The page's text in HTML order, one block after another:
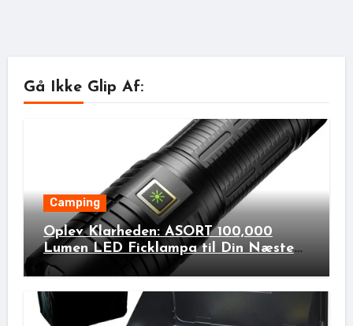
Gå Ikke Glip Af:
Camping
Oplev Klarheden: ASORT 100,000
Lumen LED Ficklampa til Din Næste
Udendørs Eventyr!